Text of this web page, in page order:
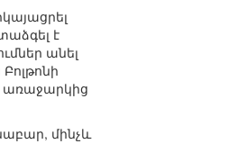
է
անել
առաջարկից
մինչև